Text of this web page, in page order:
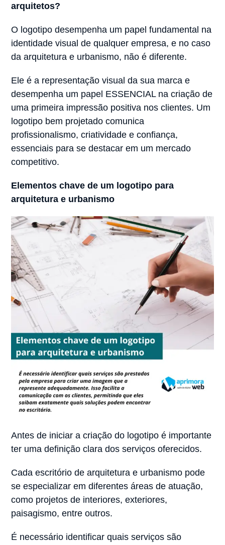
arquitetos?
O logotipo desempenha um papel fundamental na
identidade visual de qualquer empresa, e no caso
da arquitetura e urbanismo, não é diferente.
Ele é a representação visual da sua marca e
desempenha um papel ESSENCIAL na criação de
uma primeira impressão positiva nos clientes. Um
logotipo bem projetado comunica
profissionalismo, criatividade e confiança,
essenciais para se destacar em um mercado
competitivo.
Elementos chave de um logotipo para
arquitetura e urbanismo
Antes de iniciar a criação do logotipo é importante
ter uma definição clara dos serviços oferecidos.
Cada escritório de arquitetura e urbanismo pode
se especializar em diferentes áreas de atuação,
como projetos de interiores, exteriores,
paisagismo, entre outros.
É necessário identificar quais serviços são